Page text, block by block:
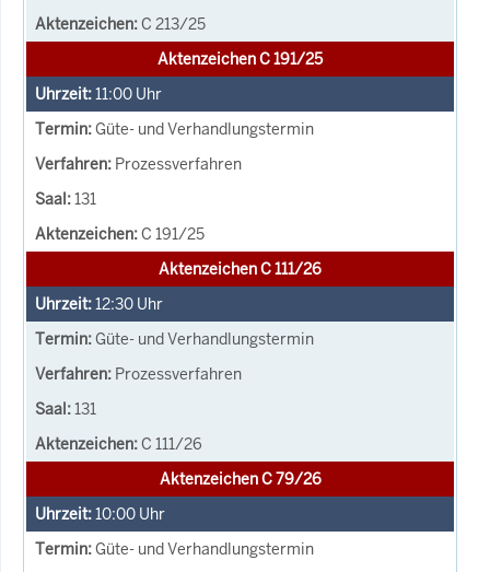
C 213/25
Aktenzeichen C 191/25
11:00 Uhr
Güte- und Verhandlungstermin
Prozessverfahren
131
C 191/25
Aktenzeichen C 111/26
12:30 Uhr
Güte- und Verhandlungstermin
Prozessverfahren
131
C 111/26
Aktenzeichen C 79/26
10:00 Uhr
Güte- und Verhandlungstermin